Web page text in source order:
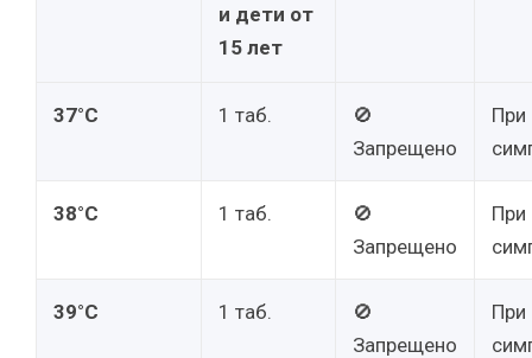
и дети от
15 лет
37°C 1 таб.
🚫
Запрещено
При
38°C 1 таб.
🚫
Запрещено
При
39°C 1 таб.
🚫
Запрещено
При